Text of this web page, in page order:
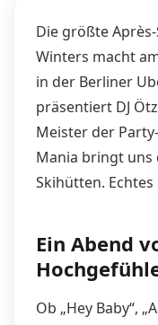
Die größte
Winters macht
in der Berliner
präsentiert DJ
Meister der
Mania bringt uns
Skihütten.
Ein Abend
Ob „Hey Baby“,